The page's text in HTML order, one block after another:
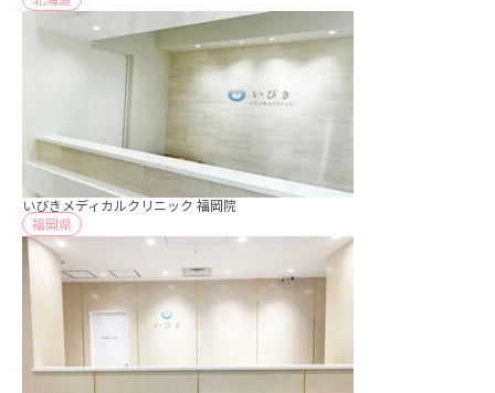
いびきメディカルクリニック 福岡院
福岡県